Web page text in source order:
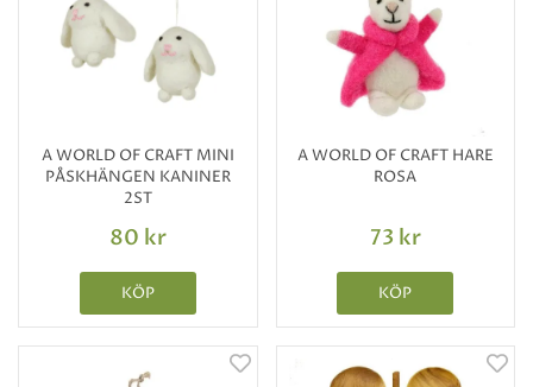
A WORLD OF CRAFT MINI
PÅSKHÄNGEN KANINER
2ST
80 kr
KÖP
A WORLD OF CRAFT HARE
ROSA
73 kr
KÖP